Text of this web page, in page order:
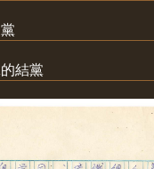
結黨